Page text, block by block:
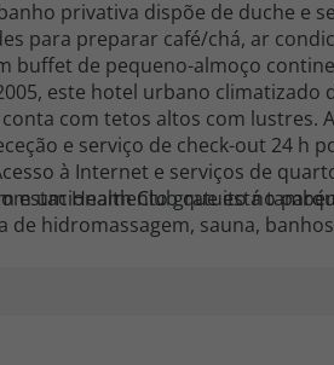
privativa dispõe de duche e
para preparar café/chá, ar
buffet de pequeno-almoço
este hotel urbano
com tetos altos com lustres.
e serviço de check-out 24 h
à Internet e serviços de
estacionamento gratuito no
um Health Club que está
de hidromassagem, sauna,